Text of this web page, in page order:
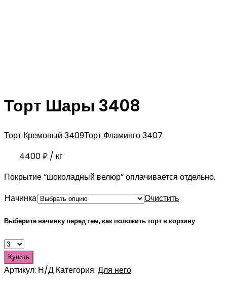
Торт Шары 3408
Торт Кремовый 3409Торт Фламинго 3407
4400₽ / кг
Покрытие “шоколадный велюр” оплачивается отдельно.
Начинка
Очистить
Выберите начинку перед тем, как положить торт в корзину
Купить
Артикул: Н/Д Категория: Для него